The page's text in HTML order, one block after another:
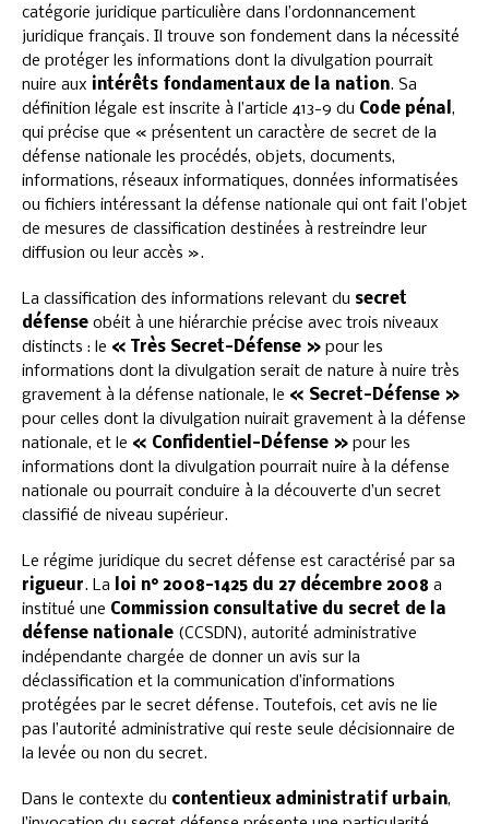
catégorie juridique particulière dans l’ordonnancement
juridique français. Il trouve son fondement dans la nécessité
de protéger les informations dont la divulgation pourrait
nuire aux intérêts fondamentaux de la nation. Sa
définition légale est inscrite à l’article 413-9 du Code pénal ,
qui précise que « présentent un caractère de secret de la
défense nationale les procédés, objets, documents,
informations, réseaux informatiques, données informatisées
ou fichiers intéressant la défense nationale qui ont fait l’objet
de mesures de classification destinées à restreindre leur
diffusion ou leur accès ».
La classification des informations relevant du secret
défense obéit à une hiérarchie précise avec trois niveaux
distincts : le « Très Secret-Défense » pour les
informations dont la divulgation serait de nature à nuire très
gravement à la défense nationale, le « Secret-Défense »
pour celles dont la divulgation nuirait gravement à la défense
nationale, et le « Confidentiel-Défense » pour les
informations dont la divulgation pourrait nuire à la défense
nationale ou pourrait conduire à la découverte d’un secret
classifié de niveau supérieur.
Le régime juridique du secret défense est caractérisé par sa
rigueur. La loi n° 2008-1425 du 27 décembre 2008 a
institué une Commission consultative du secret de la
défense nationale (CCSDN), autorité administrative
indépendante chargée de donner un avis sur la
déclassification et la communication d’informations
protégées par le secret défense. Toutefois, cet avis ne lie
pas l’autorité administrative qui reste seule décisionnaire de
la levée ou non du secret.
Dans le contexte du contentieux administratif urbain,